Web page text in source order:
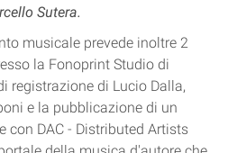
Sutera.
musicale prevede inoltre 2
la Fonoprint Studio di
registrazione di Lucio Dalla,
e la pubblicazione di un
con DAC - Distributed Artists